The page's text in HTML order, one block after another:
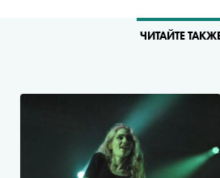
ЧИТАЙТЕ